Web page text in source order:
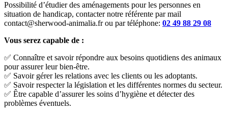
Possibilité d’étudier des aménagements pour les personnes en
situation de handicap, contacter notre référente par mail
contact@sherwood-animalia.fr ou par téléphone: 02 49 88 29 08
Vous serez capable de :
✅ Connaître et savoir répondre aux besoins quotidiens des animaux
pour assurer leur bien-être.
✅ Savoir gérer les relations avec les clients ou les adoptants.
✅ Savoir respecter la législation et les différentes normes du secteur.
✅ Être capable d’assurer les soins d’hygiène et détecter des
problèmes éventuels.